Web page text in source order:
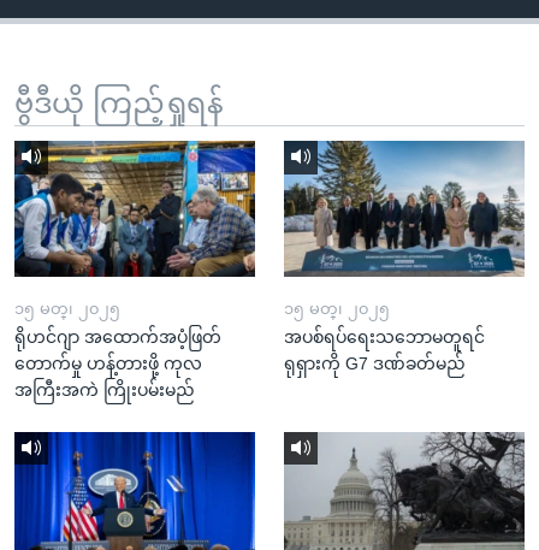
ကျော်
ဗွီဒီယို ကြည့်ရှုရန်
၁၅ မတ္၊ ၂၀၂၅
ရိုဟင်ဂျာ အထောက်အပံ့ဖြတ်
တောက်မှု ဟန့်တားဖို့ ကုလ
အကြီးအကဲ ကြိုးပမ်းမည်
၁၅ မတ္၊ ၂၀၂၅
အပစ်ရပ်ရေးသဘောမတူရင်
ရုရှားကို G7 ဒဏ်ခတ်မည်